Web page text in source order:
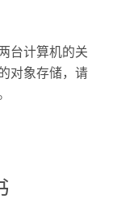
台计算机的关
对象存储，请